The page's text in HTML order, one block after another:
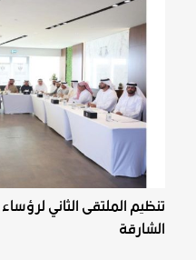
تنظيم الملتقى الثاني
الشارقة